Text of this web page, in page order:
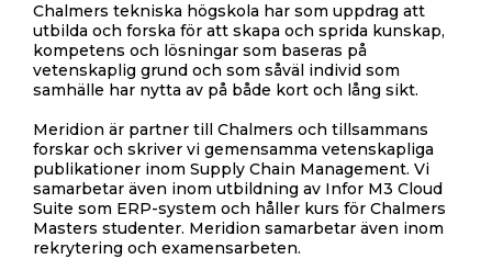
Chalmers tekniska högskola har som uppdrag att
utbilda och forska för att skapa och sprida kunskap,
kompetens och lösningar som baseras på
vetenskaplig grund och som såväl individ som
samhälle har nytta av på både kort och lång sikt.
Meridion är partner till Chalmers och tillsammans
forskar och skriver vi gemensamma vetenskapliga
publikationer inom Supply Chain Management. Vi
samarbetar även inom utbildning av Infor M3 Cloud
Suite som ERP-system och håller kurs för Chalmers
Masters studenter. Meridion samarbetar även inom
rekrytering och examensarbeten.